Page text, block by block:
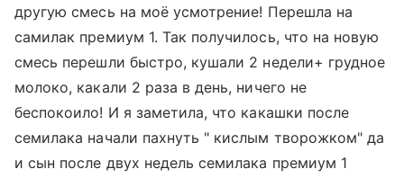
другую смесь на моё усмотрение! Перешла на
самилак премиум 1. Так получилось, что на новую
смесь перешли быстро, кушали 2 недели+ грудное
молоко, какали 2 раза в день, ничего не
беспокоило! И я заметила, что какашки после
семилака начали пахнуть " кислым творожком" да
и сын после двух недель семилака премиум 1